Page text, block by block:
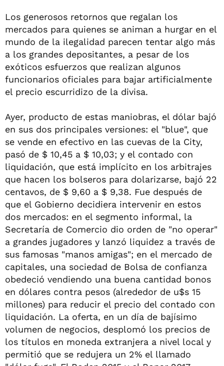
Los generosos retornos que regalan los
mercados para quienes se animan a hurgar en el
mundo de la ilegalidad parecen tentar algo más
a los grandes depositantes, a pesar de los
exóticos esfuerzos que realizan algunos
funcionarios oficiales para bajar artificialmente
el precio escurridizo de la divisa.
Ayer, producto de estas maniobras, el dólar bajó
en sus dos principales versiones: el "blue", que
se vende en efectivo en las cuevas de la City,
pasó de $ 10,45 a $ 10,03; y el contado con
liquidación, que está implícito en los arbitrajes
que hacen los bolseros para dolarizarse, bajó 22
centavos, de $ 9,60 a $ 9,38. Fue después de
que el Gobierno decidiera intervenir en estos
dos mercados: en el segmento informal, la
Secretaría de Comercio dio orden de "no operar"
a grandes jugadores y lanzó liquidez a través de
sus famosas "manos amigas"; en el mercado de
capitales, una sociedad de Bolsa de confianza
obedeció vendiendo una buena cantidad bonos
en dólares contra pesos (alrededor de u$s 15
millones) para reducir el precio del contado con
liquidación. La oferta, en un día de bajísimo
volumen de negocios, desplomó los precios de
los títulos en moneda extranjera a nivel local y
permitió que se redujera un 2% el llamado